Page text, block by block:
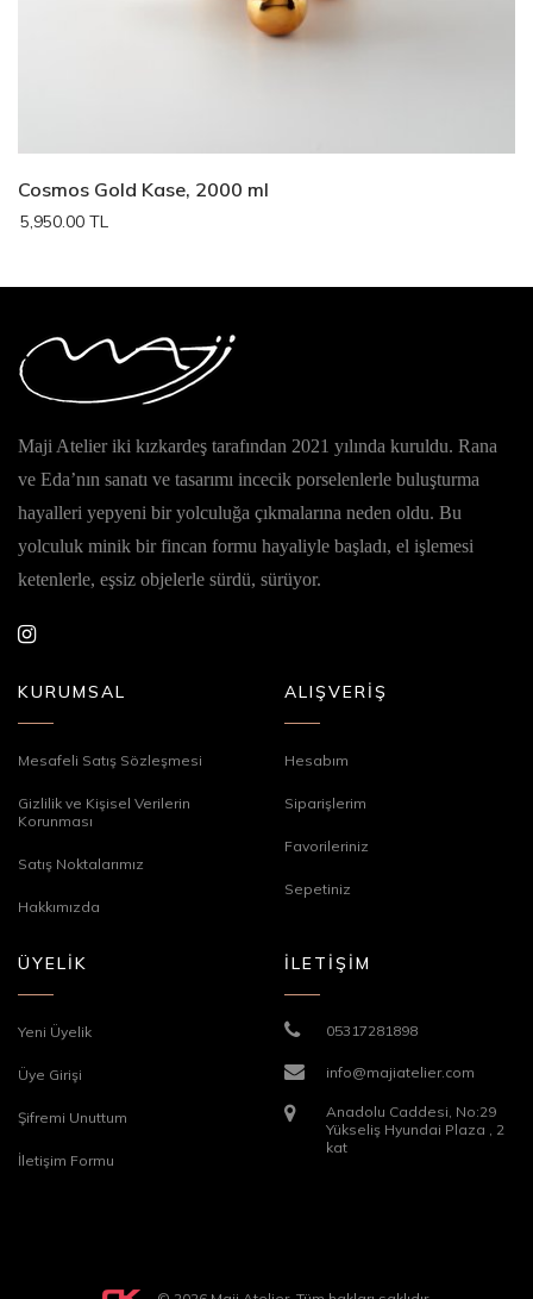
Cosmos Gold Kase, 2000 ml
5,950.00 TL
Maji Atelier iki kızkardeş tarafından 2021 yılında kuruldu. Rana
ve Eda’nın sanatı ve tasarımı incecik porselenlerle buluşturma
hayalleri yepyeni bir yolculuğa çıkmalarına neden oldu. Bu
yolculuk minik bir fincan formu hayaliyle başladı, el işlemesi
ketenlerle, eşsiz objelerle sürdü, sürüyor.
KURUMSAL
Mesafeli Satış Sözleşmesi
Gizlilik ve Kişisel Verilerin
Korunması
Satış Noktalarımız
Hakkımızda
ALIŞVERİŞ
Hesabım
Siparişlerim
Favorileriniz
Sepetiniz
ÜYELİK
Yeni Üyelik
Üye Girişi
Şifremi Unuttum
İletişim Formu
İLETİŞİM
05317281898
info@majiatelier.com
Anadolu Caddesi, No:29
Yükseliş Hyundai Plaza , 2
kat